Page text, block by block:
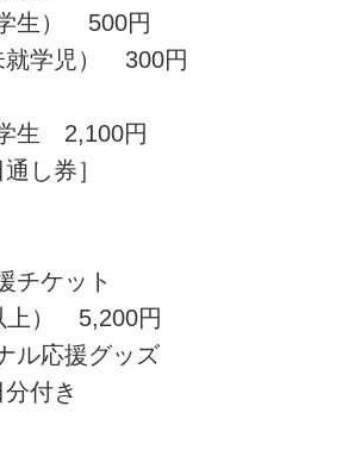
生） 500円
就学児） 300円
生 2,100円
し券］
チケット
上） 5,200円
ル応援グッズ
付き